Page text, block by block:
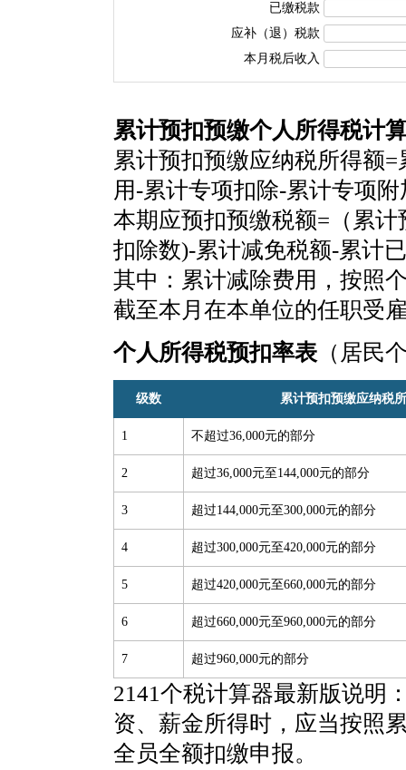
已缴税款
应补（退）税款
本月税后收入
累计预扣预缴个人所得税计
累计预扣预缴应纳税所得额
用-累计专项扣除-累计专项
本期应预扣预缴税额=（累
扣除数)-累计减免税额-累计
其中：累计减除费用，按照
截至本月在本单位的任职受
个人所得税预扣率表 （居民
级数 累计预扣预缴应纳税
1 不超过36,000元的部分
2 超过36,000元至144,000元的部分
3 超过144,000元至300,000元的部分
4 超过300,000元至420,000元的部分
5 超过420,000元至660,000元的部分
6 超过660,000元至960,000元的部分
7 超过960,000元的部分
2141个税计算器最新版说明
资、薪金所得时，应当按照
全员全额扣缴申报。